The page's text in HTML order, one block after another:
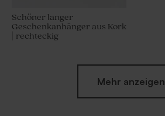
Schöner langer
Geschenkanhänger aus Kork
| rechteckig
Mehr anzeigen